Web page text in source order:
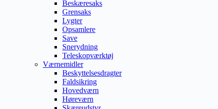
Beskæresaks
Grensaks
Lygter
Opsamlere
Save
Snerydning
Teleskopværktøj
Værnemidler
Beskyttelsesdragter
Faldsikring
Hovedværn
Høreværn